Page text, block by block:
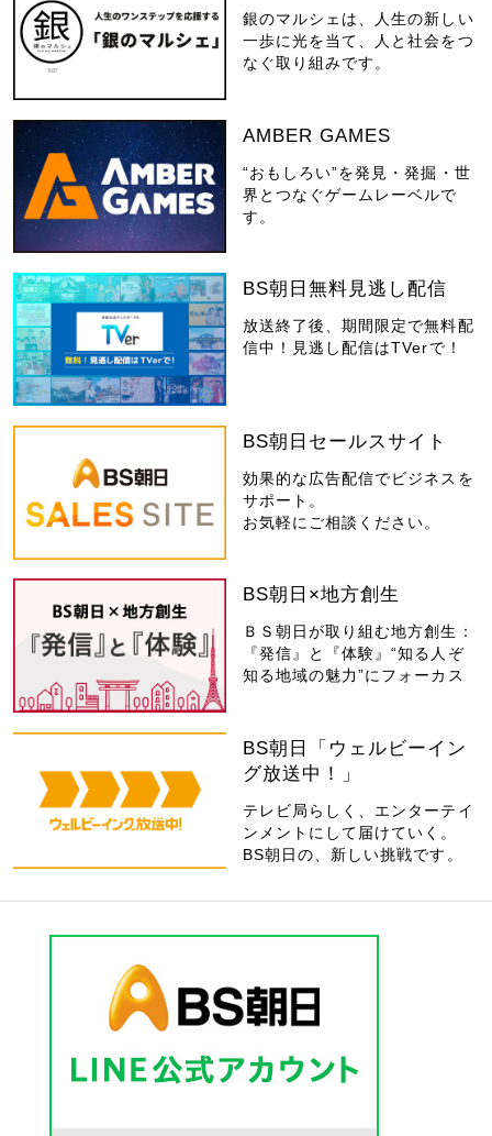
銀のマルシェは、人生の新しい
一歩に光を当て、人と社会をつ
なぐ取り組みです。
AMBER GAMES
“おもしろい”を発見・発掘・世
界とつなぐゲームレーベルで
す。
BS朝日無料見逃し配信
放送終了後、期間限定で無料配
信中！見逃し配信はTVerで！
BS朝日セールスサイト
効果的な広告配信でビジネスを
サポート。
お気軽にご相談ください。
BS朝日×地方創生
ＢＳ朝日が取り組む地方創生：
『発信』と『体験』“知る人ぞ
知る地域の魅力”にフォーカス
BS朝日「ウェルビーイン
グ放送中！」
テレビ局らしく、エンターテイ
ンメントにして届けていく。
BS朝日の、新しい挑戦です。